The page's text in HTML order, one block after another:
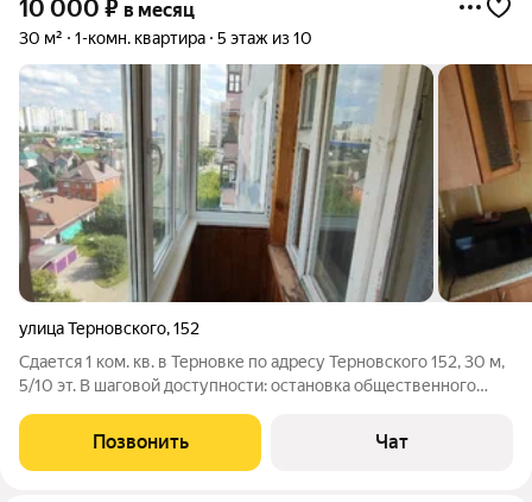
10 000 ₽ в месяц
30 м² 1-комн. квартира 5 этаж из 10
улица Терновского,152
Сдается 1 ком. кв. в Терновке по адресу Терновского 152, 30 м,
5/10 эт. В шаговой доступности: остановка общественного
Для комфортного проживания имеется : холодильник,
кухонный гарнитур,
Позвонить Чат